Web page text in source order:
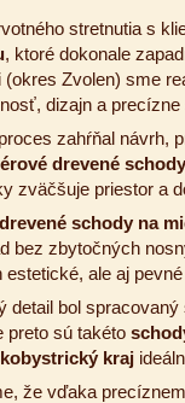
stretnutia s
, ktoré dokonale
(okres Zvolen) sme
dizajn a precízne
zahŕňal návrh,
drevené
zväčšuje priestor a
drevené schody na
bez zbytočných
estetické, ale aj
detail bol
preto sú takéto
kraj
že vďaka